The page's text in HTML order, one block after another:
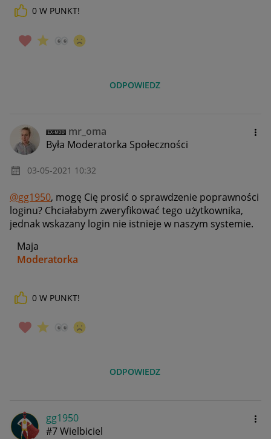
0 W PUNKT!
ODPOWIEDZ
mr_oma
Była Moderatorka Społeczności
‎03-05-2021 10:32
@gg1950, mogę Cię prosić o sprawdzenie poprawności
loginu? Chciałabym zweryfikować tego użytkownika,
jednak wskazany login nie istnieje w naszym systemie.
Maja
Moderatorka
_____________
0 W PUNKT!
ODPOWIEDZ
gg1950
#7 Wielbiciel